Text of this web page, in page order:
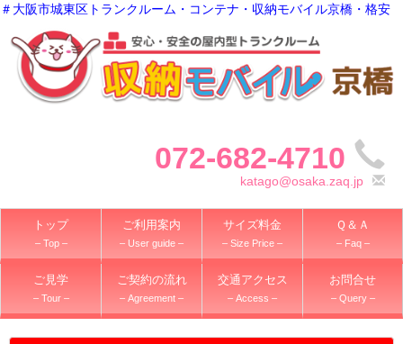
＃大阪市城東区トランクルーム・コンテナ・収納モバイル京橋・格安
072-682-4710
katago@osaka.zaq.jp
トップ
– Top –
ご利用案内
– User guide –
サイズ料金
– Size Price –
Ｑ＆Ａ
– Faq –
ご見学
– Tour –
ご契約の流れ
– Agreement –
交通アクセス
– Access –
お問合せ
– Query –